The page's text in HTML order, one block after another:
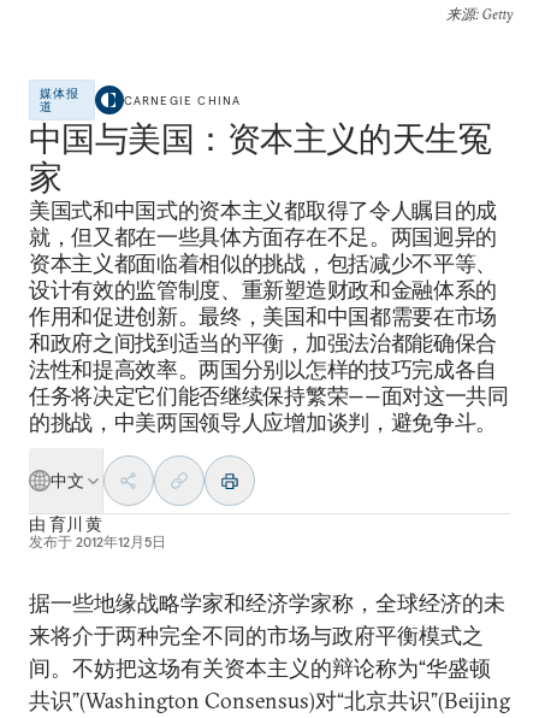
来源: Getty
媒体报
道
CARNEGIE CHINA
中国与美国：资本主义的天生冤
家
美国式和中国式的资本主义都取得了令人瞩目的成
就，但又都在一些具体方面存在不足。两国迥异的
资本主义都面临着相似的挑战，包括减少不平等、
设计有效的监管制度、重新塑造财政和金融体系的
作用和促进创新。最终，美国和中国都需要在市场
和政府之间找到适当的平衡，加强法治都能确保合
法性和提高效率。两国分别以怎样的技巧完成各自
任务将决定它们能否继续保持繁荣——面对这一共同
的挑战，中美两国领导人应增加谈判，避免争斗。
中文
由 育川 黄
发布于 2012年12月5日
据一些地缘战略学家和经济学家称，全球经济的未
来将介于两种完全不同的市场与政府平衡模式之
间。不妨把这场有关资本主义的辩论称为“华盛顿
共识”(Washington Consensus)对“北京共识”(Beijing